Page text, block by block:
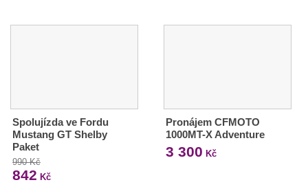
Spolujízda ve Fordu
Mustang GT Shelby
Paket
990 Kč
842 Kč
Pronájem CFMOTO
1000MT-X Adventure
3 300 Kč